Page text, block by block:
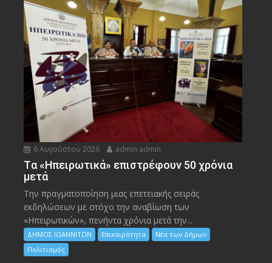
6 Αυγούστου 2026 admin admin
Tα «Ηπειρωτικά» επιστρέφουν 50 χρόνια
μετά
Την πραγματοποίηση μιας επετειακής σειράς
εκδηλώσεων με στόχο την αναβίωση των
«Ηπειρωτικών», πενήντα χρόνια μετά την...
ΔΗΜΟΣ ΙΩΑΝΝΙΤΩΝ Επικαιρότητα
Νέα των Δήμων
Πολιτισμός